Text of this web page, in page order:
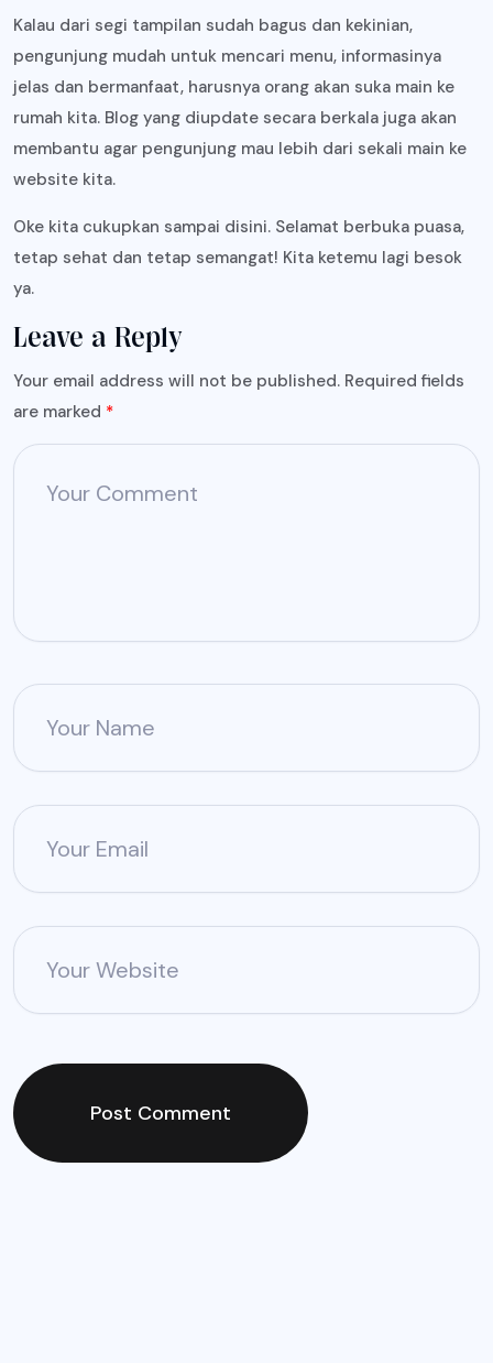
Kalau dari segi tampilan sudah bagus dan kekinian,
pengunjung mudah untuk mencari menu, informasinya
jelas dan bermanfaat, harusnya orang akan suka main ke
rumah kita. Blog yang diupdate secara berkala juga akan
membantu agar pengunjung mau lebih dari sekali main ke
website kita.
Oke kita cukupkan sampai disini. Selamat berbuka puasa,
tetap sehat dan tetap semangat! Kita ketemu lagi besok
ya.
Leave a Reply
Your email address will not be published. Required fields
are marked *
Your Comment
Your Name
Your Email
Your Website
Post Comment